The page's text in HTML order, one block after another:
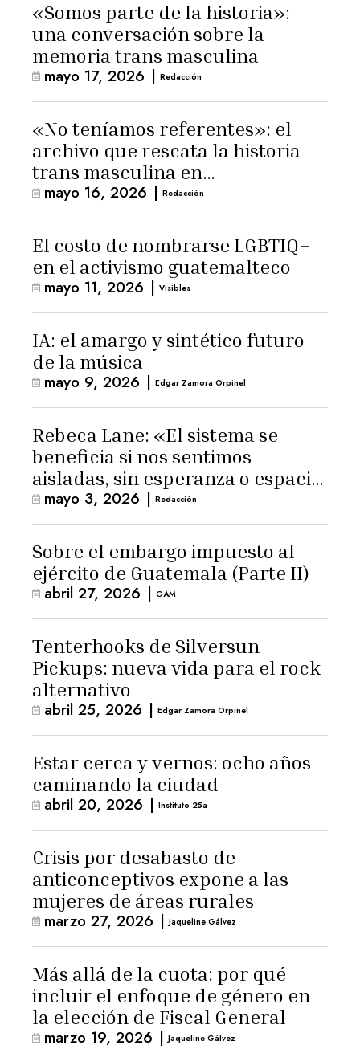
«Somos parte de la historia»:
una conversación sobre la
memoria trans masculina
mayo 17, 2026 | Redacción
«No teníamos referentes»: el
archivo que rescata la historia
trans masculina en
Latinoamérica
mayo 16, 2026 | Redacción
El costo de nombrarse LGBTIQ+
en el activismo guatemalteco
mayo 11, 2026 | Visibles
IA: el amargo y sintético futuro
de la música
mayo 9, 2026 | Edgar Zamora Orpinel
Rebeca Lane: «El sistema se
beneficia si nos sentimos
aisladas, sin esperanza o espacio
para la ternura»
mayo 3, 2026 | Redacción
Sobre el embargo impuesto al
ejército de Guatemala (Parte II)
abril 27, 2026 | GAM
Tenterhooks de Silversun
Pickups: nueva vida para el rock
alternativo
abril 25, 2026 | Edgar Zamora Orpinel
Estar cerca y vernos: ocho años
caminando la ciudad
abril 20, 2026 | Instituto 25a
Crisis por desabasto de
anticonceptivos expone a las
mujeres de áreas rurales
marzo 27, 2026 | Jaqueline Gálvez
Más allá de la cuota: por qué
incluir el enfoque de género en
la elección de Fiscal General
marzo 19, 2026 | Jaqueline Gálvez